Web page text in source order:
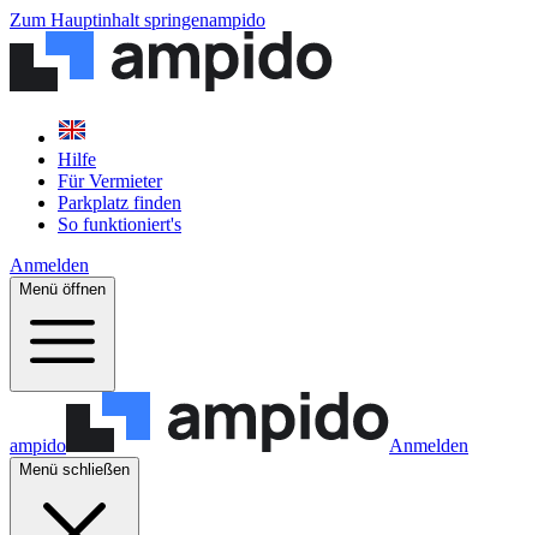
Zum Hauptinhalt springenampido
Hilfe
Für Vermieter
Parkplatz finden
So funktioniert's
Anmelden
Menü öffnen
ampido Anmelden
Menü schließen